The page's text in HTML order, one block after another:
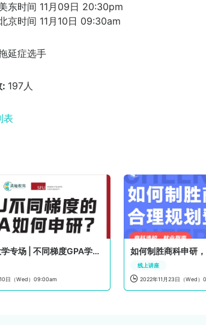
东时间 11月09日 20:30pm
京时间 11月10日 09:30am
延症选手
: 197人
表
西门菲莎大学专场 | 不同梯度GPA学生如何申研？
日（Wed）09:00am
如何制胜商科申研
线上讲座
 2022年11月23日（Wed）